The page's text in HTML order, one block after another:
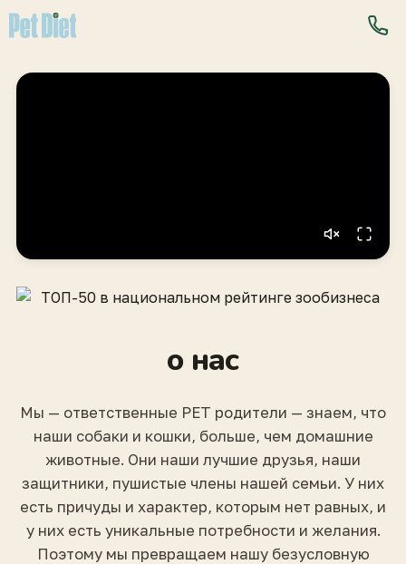
о нас
Мы — ответственные PET родители — знаем, что
наши собаки и кошки, больше, чем домашние
животные. Они наши лучшие друзья, наши
защитники, пушистые члены нашей семьи. У них
есть причуды и характер, которым нет равных, и
у них есть уникальные потребности и желания.
Поэтому мы превращаем нашу безусловную